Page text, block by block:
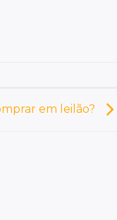
em leilão?